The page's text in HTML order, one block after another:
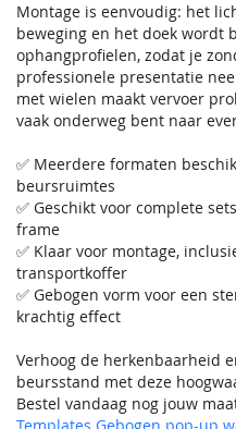
Montage is eenvoudig: het
beweging en het doek wordt
ophangprofielen, zodat je
professionele presentatie
met wielen maakt vervoer
vaak onderweg bent naar
✅ Meerdere formaten
beursruimtes
✅ Geschikt voor complete
frame
✅ Klaar voor montage,
transportkoffer
✅ Gebogen vorm voor een
krachtig effect
Verhoog de herkenbaarheid
beursstand met deze
Bestel vandaag nog jouw